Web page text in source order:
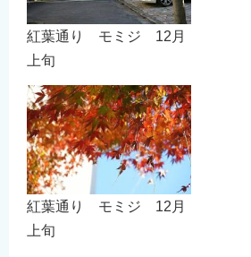
紅葉通り モミジ 12月
上旬
紅葉通り モミジ 12月
上旬